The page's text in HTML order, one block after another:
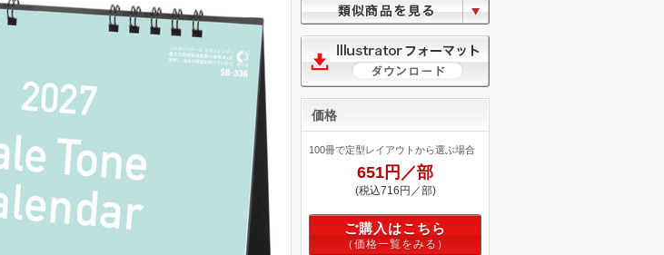
価格
100冊で定型レイアウトから選ぶ場合
651円／部
(税込716円／部)
ご購入はこちら